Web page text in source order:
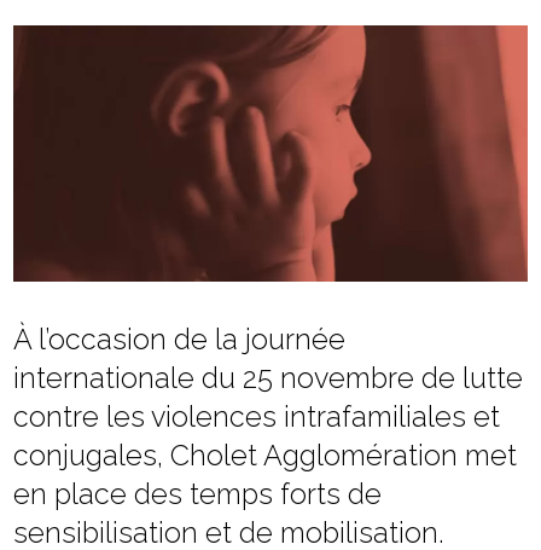
À l’occasion de la journée
internationale du 25 novembre de lutte
contre les violences intrafamiliales et
conjugales, Cholet Agglomération met
en place des temps forts de
sensibilisation et de mobilisation.